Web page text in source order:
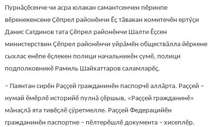
Пурнӑҫӗсенче чи асра юлакан самантсенчен пӗринпе
вӗренекенсене Ҫӗпрел районӗнчи Ӗҫ тӑвакан комитечӗн ертӳҫи
Данис Сатдинов тата Ҫӗпрел районӗнчи Шалти Ӗçсен
министерствин Çӗпрел районӗнчи уйрăмӗн обществӑлла йӗркене
сыхлас енӗпе ӗҫлекен полици начальникӗн çумӗ, полици
подполковникӗ Рамиль Шайхаттаров саламларӗҫ.
– Паянтан сирӗн Раҫҫей гражданинӗн паспорчӗ аллăрта. Раççей –
нумай ӗмӗрлӗ историйӗ пулнă ҫӗршыв, «Раҫҫей гражданинӗ»
мӑнаҫлӑ ята тивӗҫлӗ ҫӳретмелле. Раҫҫей Федерацийӗн
гражданинӗн паспортне – пӗлтерӗшлӗ документа – хисеплӗр.